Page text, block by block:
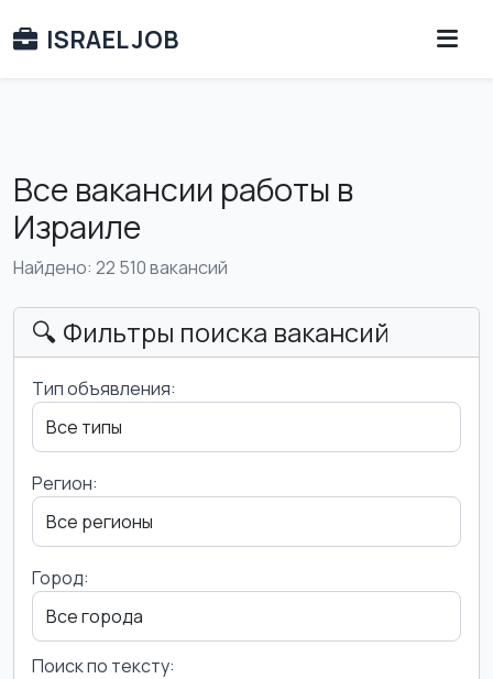
ISRAEL JOB
Все вакансии работы в
Израиле
Найдено: 22 510 вакансий
🔍 Фильтры поиска вакансий
Тип объявления:
Регион:
Город:
Поиск по тексту: